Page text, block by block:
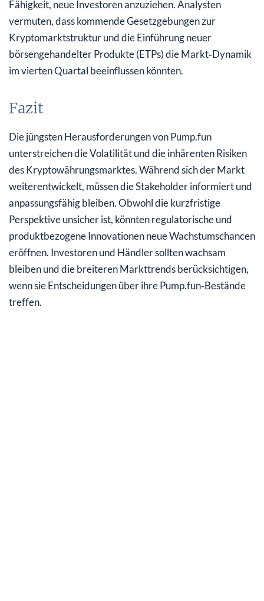
Fähigkeit, neue Investoren anzuziehen. Analysten
vermuten, dass kommende Gesetzgebungen zur
Kryptomarktstruktur und die Einführung neuer
börsengehandelter Produkte (ETPs) die Markt‑Dynamik
im vierten Quartal beeinflussen könnten.
Fazit
Die jüngsten Herausforderungen von Pump.fun
unterstreichen die Volatilität und die inhärenten Risiken
des Kryptowährungsmarktes. Während sich der Markt
weiterentwickelt, müssen die Stakeholder informiert und
anpassungsfähig bleiben. Obwohl die kurzfristige
Perspektive unsicher ist, könnten regulatorische und
produktbezogene Innovationen neue Wachstumschancen
eröffnen. Investoren und Händler sollten wachsam
bleiben und die breiteren Markttrends berücksichtigen,
wenn sie Entscheidungen über ihre Pump.fun‑Bestände
treffen.